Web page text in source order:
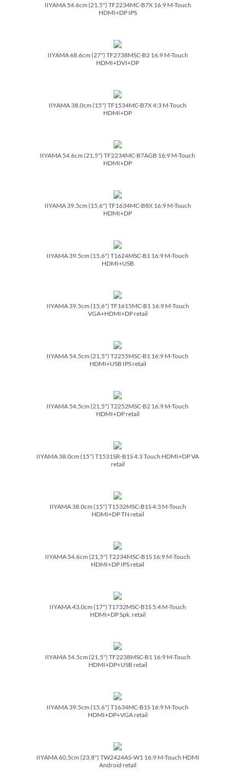
IIYAMA 54.6cm (21,5") TF2234MC-B7X 16:9 M-Touch
HDMI+DP IPS
IIYAMA 68.6cm (27") TF2738MSC-B2 16:9 M-Touch
HDMI+DVI+DP
IIYAMA 38.0cm (15") TF1534MC-B7X 4:3 M-Touch
HDMI+DP
IIYAMA 54.6cm (21,5") TF2234MC-B7AGB 16:9 M-Touch
HDMI+DP
IIYAMA 39.5cm (15,6") TF1634MC-B8X 16:9 M-Touch
HDMI+DP
IIYAMA 39.5cm (15,6") T1624MSC-B1 16:9 M-Touch
HDMI+USB
IIYAMA 39.5cm (15,6") TF1615MC-B1 16:9 M-Touch
VGA+HDMI+DP retail
IIYAMA 54.5cm (21,5") T2255MSC-B1 16:9 M-Touch
HDMI+USB IPS retail
IIYAMA 54.5cm (21,5") T2252MSC-B2 16:9 M-Touch
HDMI+DP retail
IIYAMA 38.0cm (15") T1531SR-B1S 4:3 Touch HDMI+DP VA
retail
IIYAMA 38.0cm (15") T1532MSC-B1S 4:3 M-Touch
HDMI+DP TN retail
IIYAMA 54.6cm (21,5") T2234MSC-B1S 16:9 M-Touch
HDMI+DP IPS retail
IIYAMA 43,0cm (17") T1732MSC-B1S 5:4 M-Touch
HDMI+DP Spk. retail
IIYAMA 54.5cm (21,5") TF2238MSC-B1 16:9 M-Touch
HDMI+DP+USB retail
IIYAMA 39.5cm (15,6") T1634MC-B1S 16:9 M-Touch
HDMI+DP+VGA retail
IIYAMA 60,5cm (23,8") TW2424AS-W1 16:9 M-Touch HDMI
Android retail